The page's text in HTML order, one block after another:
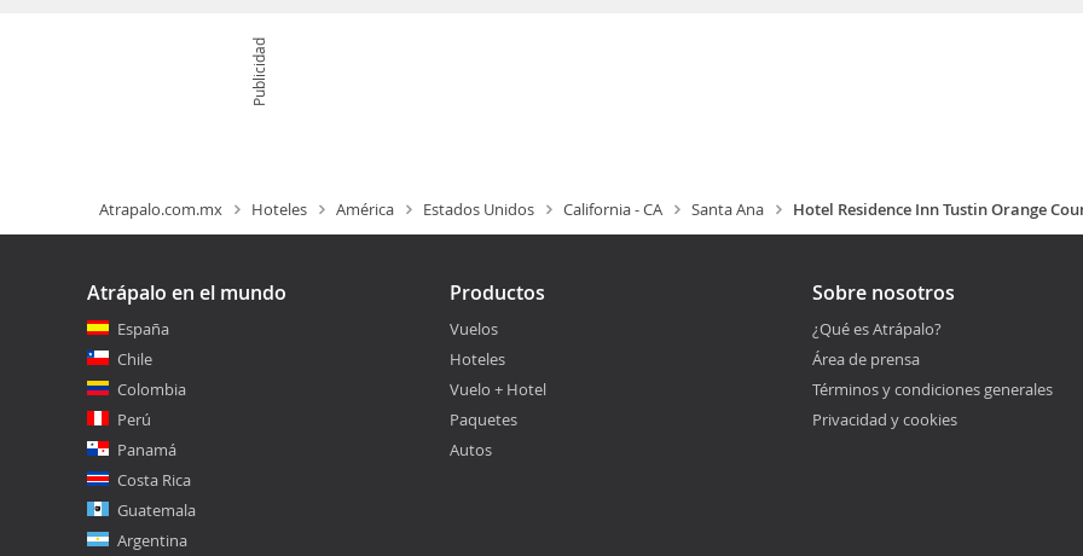
Publicidad
Atrapalo.com.mx Hoteles América Estados Unidos California - CA Santa Ana Hotel Residence Inn Tustin Orange
Atrápalo en el mundo
España
Chile
Colombia
Perú
Panamá
Costa Rica
Guatemala
Argentina
Productos
Vuelos
Hoteles
Vuelo + Hotel
Paquetes
Autos
Sobre nosotros
¿Qué es Atrápalo?
Área de prensa
Términos y condiciones generales
Privacidad y cookies